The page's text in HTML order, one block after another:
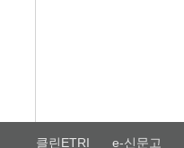
클린ETRI e-신문고